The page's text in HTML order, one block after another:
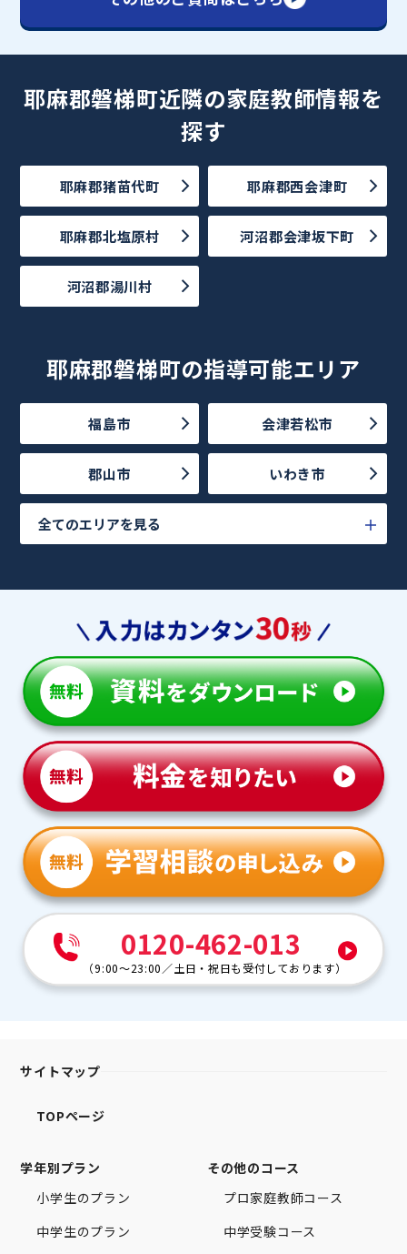
耶麻郡磐梯町近隣の家庭教師情報を
探す
耶麻郡猪苗代町 耶麻郡西会津町
耶麻郡北塩原村 河沼郡会津坂下町
河沼郡湯川村
耶麻郡磐梯町の指導可能エリア
福島市 会津若松市
郡山市 いわき市
全てのエリアを見る
0120-462-013
（9:00～23:00 ／土日・祝日も受付しております）
サイトマップ
TOPページ
学年別プラン
小学生のプラン
中学生のプラン
その他のコース
プロ家庭教師コース
中学受験コース